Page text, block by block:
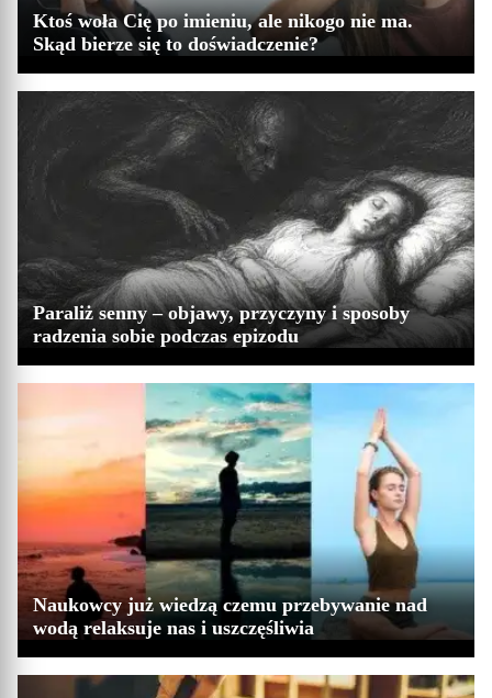
Ktoś woła Cię po imieniu, ale nikogo nie ma.
Skąd bierze się to doświadczenie?
Paraliż senny – objawy, przyczyny i sposoby
radzenia sobie podczas epizodu
Naukowcy już wiedzą czemu przebywanie nad
wodą relaksuje nas i uszczęśliwia